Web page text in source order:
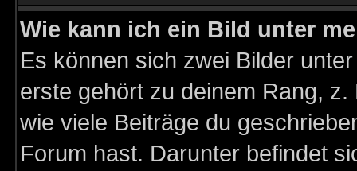
Wie kann ich ein Bild unter
Es können sich zwei Bilder
erste gehört zu deinem Rang,
wie viele Beiträge du
Forum hast. Darunter befindet